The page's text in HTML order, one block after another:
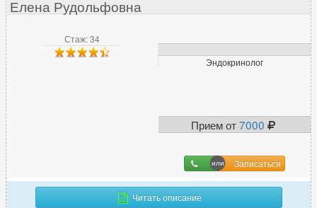
Иммунолог
80
Косметолог-дерматолог 16
Стаж: 34
Эндокринолог
Прием от7000
Записаться
Елена Рудольфовна
Читать описание